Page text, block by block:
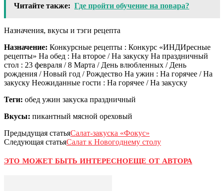
Читайте также: Где пройти обучение на повара?
Назначения, вкусы и тэги рецепта
Назначение: Конкурсные рецепты : Конкурс «ИНДИресные
рецепты» На обед : На второе / На закуску На праздничный
стол : 23 февраля / 8 Марта / День влюбленных / День
рождения / Новый год / Рождество На ужин : На горячее / На
закуску Неожиданные гости : На горячее / На закуску
Теги: обед ужин закуска праздничный
Вкусы: пикантный мясной ореховый
Предыдущая статьяСалат-закуска «Фокус»
Следующая статьяСалат к Новогоднему столу
ЭТО МОЖЕТ БЫТЬ ИНТЕРЕСНОЕЩЕ ОТ АВТОРА